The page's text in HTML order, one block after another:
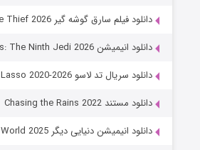
جادوگری در مغولستان
دانلود فیلم سارق گوشه گیر The Isolate Thief 2026
دانلود انیمیشن Star Wars: The Ninth Jedi 2026
دانلود سریال تد لاسو Ted Lasso 2020-2026
دانلود مستند Chasing the Rains 2022
دانلود انیمیشن دنیایی دیگر Another World 2025